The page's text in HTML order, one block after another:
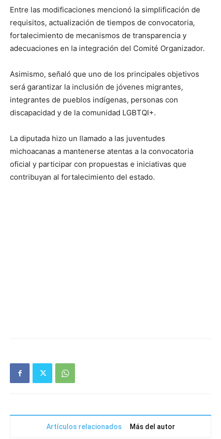
Entre las modificaciones mencionó la simplificación de
requisitos, actualización de tiempos de convocatoria,
fortalecimiento de mecanismos de transparencia y
adecuaciones en la integración del Comité Organizador.
Asimismo, señaló que uno de los principales objetivos
será garantizar la inclusión de jóvenes migrantes,
integrantes de pueblos indígenas, personas con
discapacidad y de la comunidad LGBTQI+.
La diputada hizo un llamado a las juventudes
michoacanas a mantenerse atentas a la convocatoria
oficial y participar con propuestas e iniciativas que
contribuyan al fortalecimiento del estado.
Artículos relacionados Más del autor